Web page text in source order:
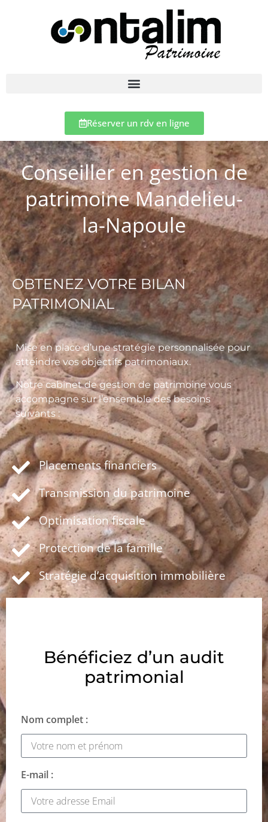
Réserver un rdv en ligne
Conseiller en gestion de
patrimoine Mandelieu-
la-Napoule
OBTENEZ VOTRE BILAN
PATRIMONIAL
Mise en place d’une stratégie personnalisée pour
atteindre vos objectifs patrimoniaux.
Notre cabinet de gestion de patrimoine vous
accompagne sur l’ensemble des besoins
suivants :
Placements financiers
Transmission du patrimoine
Optimisation fiscale
Protection de la famille
Stratégie d’acquisition immobilière
Bénéficiez d’un audit
patrimonial
Nom complet :
E-mail :